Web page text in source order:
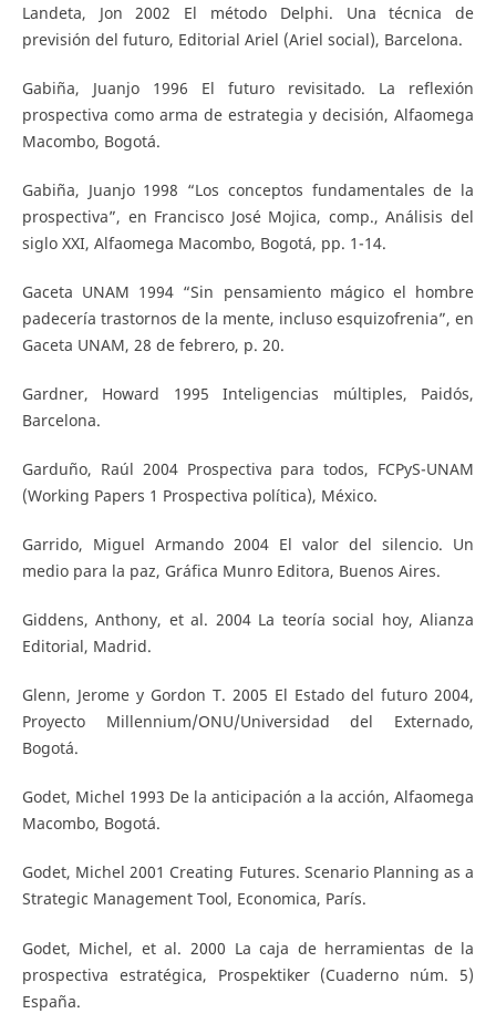
Landeta, Jon 2002 El método Delphi. Una técnica de
previsión del futuro, Editorial Ariel (Ariel social), Barcelona.
Gabiña, Juanjo 1996 El futuro revisitado. La reflexión
prospectiva como arma de estrategia y decisión, Alfaomega
Macombo, Bogotá.
Gabiña, Juanjo 1998 “Los conceptos fundamentales de la
prospectiva”, en Francisco José Mojica, comp., Análisis del
siglo XXI, Alfaomega Macombo, Bogotá, pp. 1-14.
Gaceta UNAM 1994 “Sin pensamiento mágico el hombre
padecería trastornos de la mente, incluso esquizofrenia”, en
Gaceta UNAM, 28 de febrero, p. 20.
Gardner, Howard 1995 Inteligencias múltiples, Paidós,
Barcelona.
Garduño, Raúl 2004 Prospectiva para todos, FCPyS-UNAM
(Working Papers 1 Prospectiva política), México.
Garrido, Miguel Armando 2004 El valor del silencio. Un
medio para la paz, Gráfica Munro Editora, Buenos Aires.
Giddens, Anthony, et al. 2004 La teoría social hoy, Alianza
Editorial, Madrid.
Glenn, Jerome y Gordon T. 2005 El Estado del futuro 2004,
Proyecto Millennium/ONU/Universidad del Externado,
Bogotá.
Godet, Michel 1993 De la anticipación a la acción, Alfaomega
Macombo, Bogotá.
Godet, Michel 2001 Creating Futures. Scenario Planning as a
Strategic Management Tool, Economica, París.
Godet, Michel, et al. 2000 La caja de herramientas de la
prospectiva estratégica, Prospektiker (Cuaderno núm. 5)
España.